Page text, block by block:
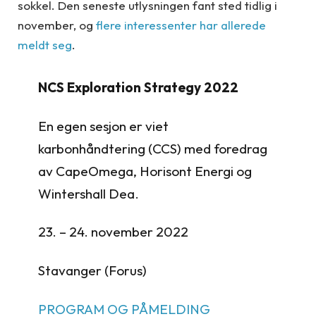
sokkel. Den seneste utlysningen fant sted tidlig i
november, og flere interessenter har allerede
meldt seg.
NCS Exploration Strategy 2022
En egen sesjon er viet
karbonhåndtering (CCS) med foredrag
av CapeOmega, Horisont Energi og
Wintershall Dea.
23. – 24. november 2022
Stavanger (Forus)
PROGRAM OG PÅMELDING